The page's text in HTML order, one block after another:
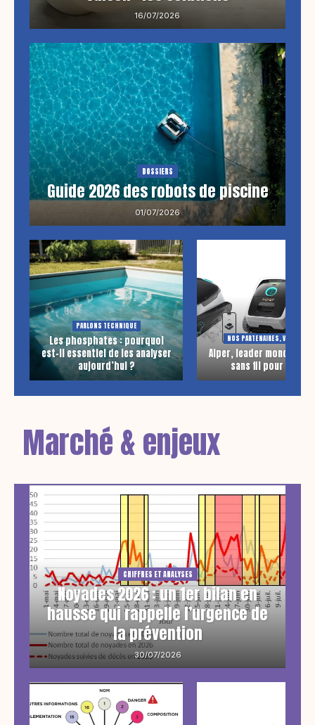
16/07/2026
DOSSIERS
Guide 2026 des robots de piscine
01/07/2026
PARLONS TECHNIQUE
Les phosphates : pourquoi
est-il essentiel de les analyser
aujourd’hui ?
NOS PARTENAIRES, VOS
Aiper, leader mondial
sans fil pour
Marché & enjeux
CHIFFRES ET ANALYSES
Noyades 2026 : un 1er bilan en
hausse qui rappelle l’urgence de
la prévention
30/07/2026